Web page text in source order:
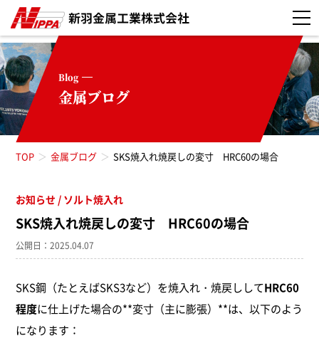
Blog
金属ブログ
TOP 金属ブログ SKS焼入れ焼戻しの変寸 HRC60の場合
お知らせ ソルト焼入れ
SKS焼入れ焼戻しの変寸 HRC60の場合
公開日：2025.04.07
SKS鋼（たとえばSKS3など）を焼入れ・焼戻ししてHRC60
程度に仕上げた場合の**変寸（主に膨張）**は、以下のよう
になります：
お知らせ（52）
高周波焼入れ（11）